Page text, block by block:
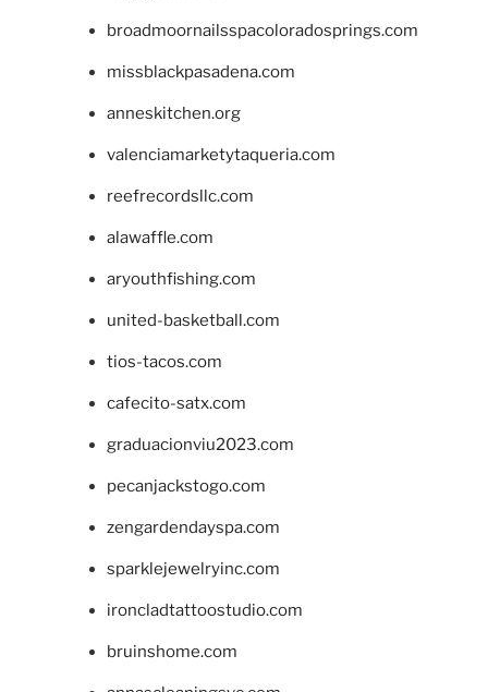
broadmoornailsspacoloradosprings.com
missblackpasadena.com
anneskitchen.org
valenciamarketytaqueria.com
reefrecordsllc.com
alawaffle.com
aryouthfishing.com
united-basketball.com
tios-tacos.com
cafecito-satx.com
graduacionviu2023.com
pecanjackstogo.com
zengardendayspa.com
sparklejewelryinc.com
ironcladtattoostudio.com
bruinshome.com